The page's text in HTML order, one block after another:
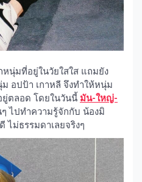
หนุ่มที่อยู่ในวัยใสใส แถมยัง
อปป้า เกาหลี จึงทำให้หนุ่ม
ตลอด โดยในวันนี้ มัน-ใหญ่-
ไปทำความรู้จักกับ น้องมิ
ไม่ธรรมดาเลยจริงๆ